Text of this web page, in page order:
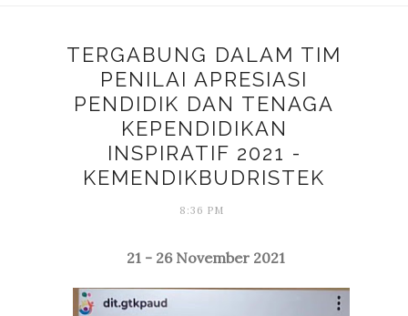
TERGABUNG DALAM TIM
PENILAI APRESIASI
PENDIDIK DAN TENAGA
KEPENDIDIKAN
INSPIRATIF 2021 -
KEMENDIKBUDRISTEK
8:36 PM
21 - 26 November 2021